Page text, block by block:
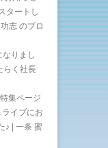
タートし
志 のブロ
なりまし
らく社長
集ページ
イブにお
♪ | 一条 蜜